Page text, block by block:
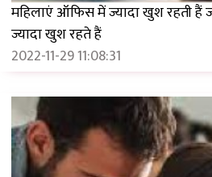
महिलाएं ऑफिस में ज्यादा खुश रहती
ज्यादा खुश रहते हैं
2022-11-29 11:08:31